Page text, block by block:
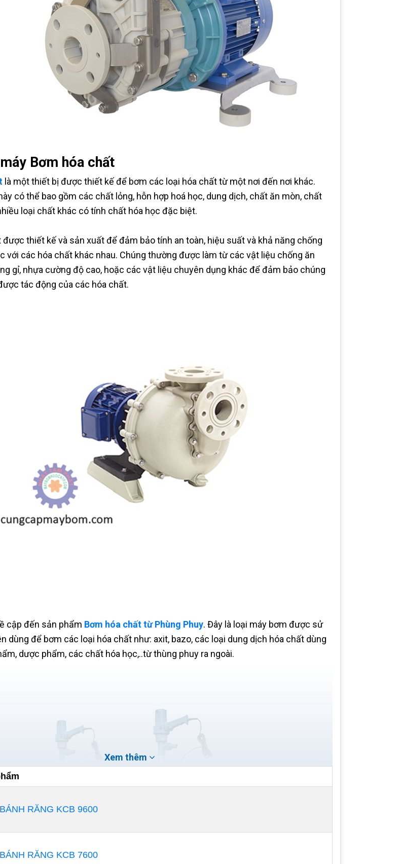
Bơm hóa chất
là một thiết bị được thiết kế để bơm các loại hóa chất từ một nơi đến nơi khác.
có thể bao gồm các chất lỏng, hỗn hợp hoá học, dung dịch, chất ăn mòn, chất
loại chất khác có tính chất hóa học đặc biệt.
được thiết kế và sản xuất để đảm bảo tính an toàn, hiệu suất và khả năng chống
với các hóa chất khác nhau. Chúng thường được làm từ các vật liệu chống ăn
gỉ, nhựa cường độ cao, hoặc các vật liệu chuyên dụng khác để đảm bảo chúng
tác động của các hóa chất.
cập đến sản phẩm Bơm hóa chất từ Phùng Phuy. Đây là loại máy bơm được sử
dùng để bơm các loại hóa chất như: axit, bazo, các loại dung dịch hóa chất dùng
dược phẩm, các chất hóa học,..từ thùng phuy ra ngoài.
Xem thêm
RĂNG KCB 9600
RĂNG KCB 7600